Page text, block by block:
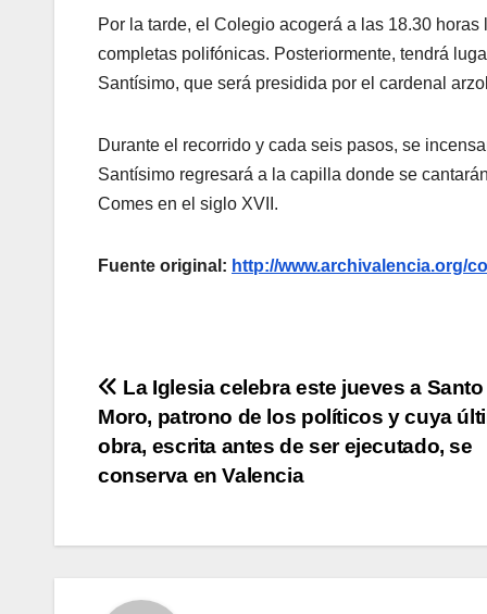
Por la tarde, el Colegio acogerá a las 18.30
completas polifónicas. Posteriormente, tendrá
Santísimo, que será presidida por el cardenal
Durante el recorrido y cada seis pasos, se
Santísimo regresará a la capilla donde se
Comes en el siglo XVII.
Fuente original: http://www.archivalencia.org/
Navegación
de
entradas
La Iglesia celebra este jueves a
Moro, patrono de los políticos y cuya
obra, escrita antes de ser ejecutado, se
conserva en Valencia